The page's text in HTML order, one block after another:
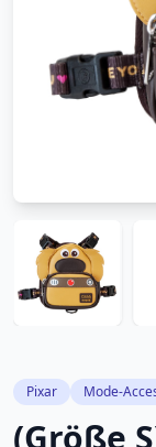
Pixar Mode-
(Größe